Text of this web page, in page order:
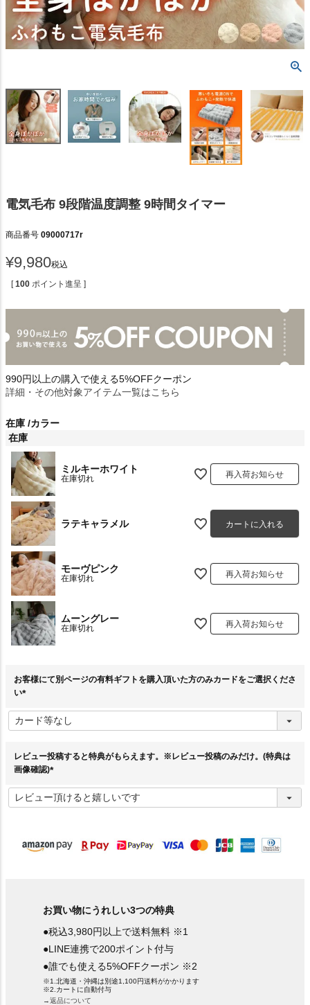
電気毛布 9段階温度調整 9時間タイマー
商品番号 09000717r
¥9,980税込
[ 100 ポイント進呈 ]
990円以上の購入で使える5%OFFクーポン
詳細・その他対象アイテム一覧はこちら
在庫 カラー
在庫
ミルキーホワイト
在庫切れ 再入荷お知らせ
ラテキャラメル カートに入れる
モーヴピンク
在庫切れ 再入荷お知らせ
ムーングレー
在庫切れ 再入荷お知らせ
お客様にて別ページの有料ギフトを購入頂いた方のみカードをご選択くださ
い
必
須
レビュー投稿すると特典がもらえます。※レビュー投稿のみだけ。(特典は
画像確認)
必
須
お買い物にうれしい3つの特典
●税込3,980円以上で送料無料 ※1
●LINE連携で200ポイント付与
●誰でも使える5%OFFクーポン ※2
※1.北海道・沖縄は別途1,100円送料がかかります
※2.カートに自動付与
→返品について